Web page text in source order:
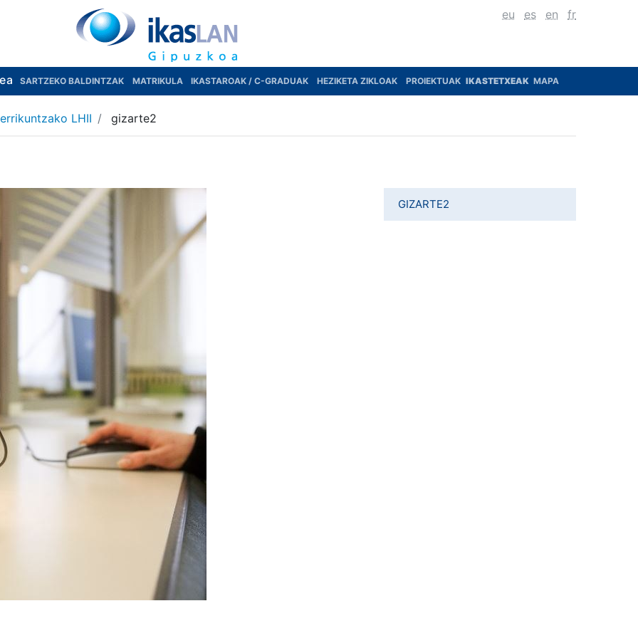
eu es en fr
SARTZEKO BALDINTZAK MATRIKULA IKASTAROAK / C-GRADUAK HEZIKETA ZIKLOAK PROIEKTUAK IKASTETXEAK MAPA
LHII gizarte2
GIZARTE2